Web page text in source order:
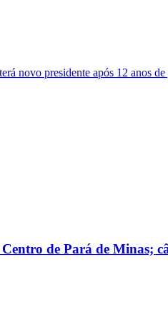
novo presidente após 12 anos
de Pará de Minas;